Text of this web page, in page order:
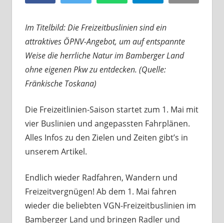
Im Titelbild: Die Freizeitbuslinien sind ein
attraktives ÖPNV-Angebot, um auf entspannte
Weise die herrliche Natur im Bamberger Land
ohne eigenen Pkw zu entdecken. (Quelle:
Fränkische Toskana)
Die Freizeitlinien-Saison startet zum 1. Mai mit
vier Buslinien und angepassten Fahrplänen.
Alles Infos zu den Zielen und Zeiten gibt’s in
unserem Artikel.
Endlich wieder Radfahren, Wandern und
Freizeitvergnügen! Ab dem 1. Mai fahren
wieder die beliebten VGN-Freizeitbuslinien im
Bamberger Land und bringen Radler und